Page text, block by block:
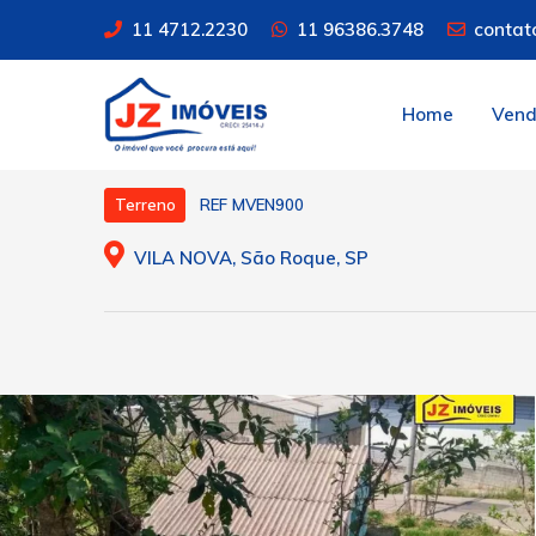
11 4712.2230 11 96386.3748
Home
Terreno REF MVEN900
VILA NOVA, São Roque, SP